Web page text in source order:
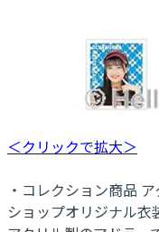
＜クリックで拡大＞
・コレクション商品
ショップオリジナル